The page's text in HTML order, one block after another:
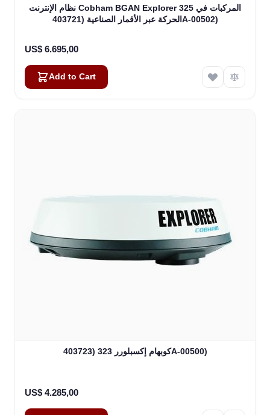
نظام الإنترنت Cobham BGAN Explorer 325 المركبات في
الحركة عبر الأقمار الصناعية (403721A-00502)
US$ 6.695,00
Add to Cart
كوبهام إكسبلورر 323 (403723A-00500)
US$ 4.285,00